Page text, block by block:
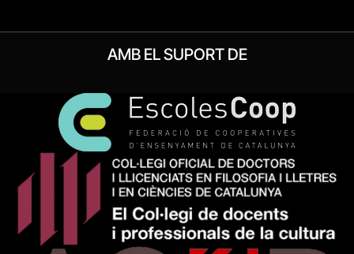
AMB EL SUPORT DE